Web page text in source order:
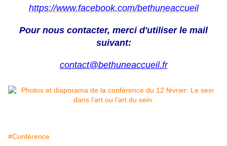
https://www.facebook.com/bethuneaccueil
Pour nous contacter, merci d'utiliser le mail
suivant:
contact@bethuneaccueil.fr
#Conférence